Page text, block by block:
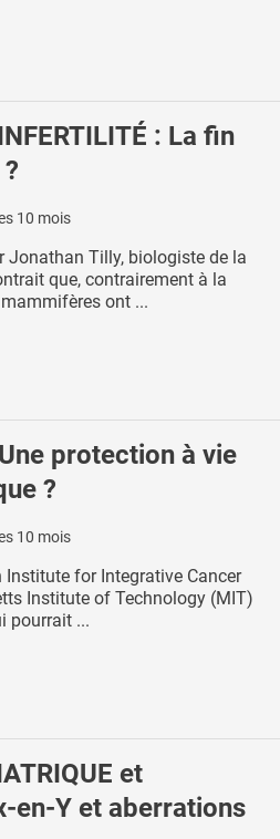
: La fin
10 mois
Jonathan Tilly, biologiste de la
que, contrairement à la
ont ...
protection à vie
?
10 mois
for Integrative Cancer
Institute of Technology (MIT)
pourrait ...
et
en-Y et aberrations